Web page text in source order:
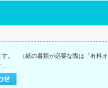
す。 （紙の書類が必要な際は「有料オ